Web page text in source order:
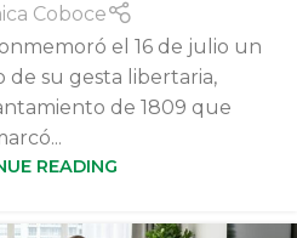
Coboce
el 16 de julio un
de su gesta libertaria,
de 1809 que
READING